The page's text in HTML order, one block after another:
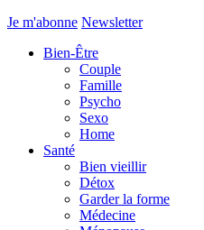
Je m'abonne Newsletter
Bien-Être
Couple
Famille
Psycho
Sexo
Home
Santé
Bien vieillir
Détox
Garder la forme
Médecine